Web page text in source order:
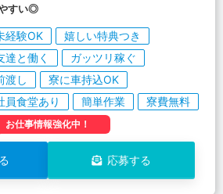
すい◎
経験OK
嬉しい特典つき
達と働く
ガッツリ稼ぐ
渡し
寮に車持込OK
員食堂あり 簡単作業 寮費無料
お仕事情報強化中！
応募する